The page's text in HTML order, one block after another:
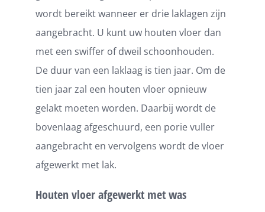
wordt bereikt wanneer er drie laklagen zijn
aangebracht. U kunt uw houten vloer dan
met een swiffer of dweil schoonhouden.
De duur van een laklaag is tien jaar. Om de
tien jaar zal een houten vloer opnieuw
gelakt moeten worden. Daarbij wordt de
bovenlaag afgeschuurd, een porie vuller
aangebracht en vervolgens wordt de vloer
afgewerkt met lak.
Houten vloer afgewerkt met was